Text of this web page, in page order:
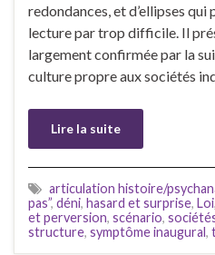
redondances, et d’ellipses qui
lecture par trop difficile. Il
largement confirmée par la
culture propre aux sociétés
Lire la suite
articulation histoire/
pas”, déni, hasard et surprise, Loi,
et perversion, scénario,
structure, symptôme inaugural,